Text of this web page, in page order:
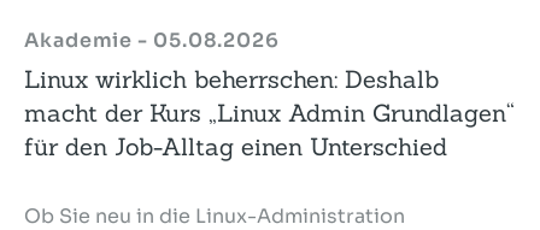
Akademie - 05.08.2026
Linux wirklich beherrschen: Deshalb
macht der Kurs „Linux Admin Grundlagen“
für den Job-Alltag einen Unterschied
Ob Sie neu in die Linux-Administration